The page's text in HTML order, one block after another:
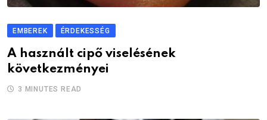
EMBEREK ÉRDEKESSÉG
A használt cipő viselésének
következményei
3 MINUTES READ